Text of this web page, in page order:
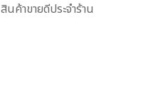
สินค้าขายดีประจำร้าน